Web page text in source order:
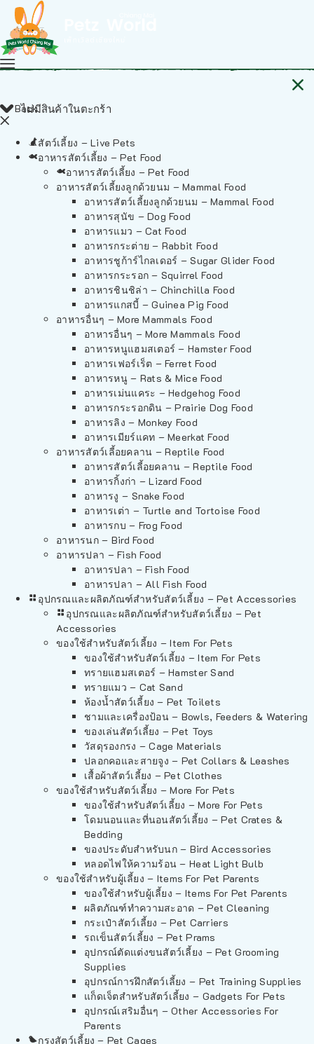
ไม่มีสินค้าในตะกร้า
Back
สัตว์เลี้ยง – Live Pets
อาหารสัตว์เลี้ยง – Pet Food
อาหารสัตว์เลี้ยง – Pet Food
อาหารสัตว์เลี้ยงลูกด้วยนม – Mammal Food
อาหารสัตว์เลี้ยงลูกด้วยนม – Mammal Food
อาหารสุนัข – Dog Food
อาหารแมว – Cat Food
อาหารกระต่าย – Rabbit Food
อาหารชูก้าร์ไกลเดอร์ – Sugar Glider Food
อาหารกระรอก – Squirrel Food
อาหารชินชิล่า – Chinchilla Food
อาหารแกสบี้ – Guinea Pig Food
อาหารอื่นๆ – More Mammals Food
อาหารอื่นๆ – More Mammals Food
อาหารหนูแฮมสเตอร์ – Hamster Food
อาหารเฟอร์เร็ต – Ferret Food
อาหารหนู – Rats & Mice Food
อาหารเม่นแคระ – Hedgehog Food
อาหารกระรอกดิน – Prairie Dog Food
อาหารลิง – Monkey Food
อาหารเมียร์แคท – Meerkat Food
อาหารสัตว์เลี้อยคลาน – Reptile Food
อาหารสัตว์เลี้อยคลาน – Reptile Food
อาหารกิ้งก่า – Lizard Food
อาหารงู – Snake Food
อาหารเต่า – Turtle and Tortoise Food
อาหารกบ – Frog Food
อาหารนก – Bird Food
อาหารปลา – Fish Food
อาหารปลา – Fish Food
อาหารปลา – All Fish Food
อุปกรณและผลิตภัณฑ์สำหรับสัตว์เลี้ยง – Pet Accessories
อุปกรณและผลิตภัณฑ์สำหรับสัตว์เลี้ยง – Pet
Accessories
ของใช้สำหรับสัตว์เลี้ยง – Item For Pets
ของใช้สำหรับสัตว์เลี้ยง – Item For Pets
ทรายแฮมสเตอร์ – Hamster Sand
ทรายแมว – Cat Sand
ห้องน้ำสัตว์เลี้ยง – Pet Toilets
ชามและเครื่องป้อน – Bowls, Feeders & Watering
ของเล่นสัตว์เลี้ยง – Pet Toys
วัสดุรองกรง – Cage Materials
ปลอกคอและสายจูง – Pet Collars & Leashes
เสื้อผ้าสัตว์เลี้ยง – Pet Clothes
ของใช้สำหรับสัตว์เลี้ยง – More For Pets
ของใช้สำหรับสัตว์เลี้ยง – More For Pets
โดมนอนและที่นอนสัตว์เลี้ยง – Pet Crates &
Bedding
ของประดับสำหรับนก – Bird Accessories
หลอดไฟให้ความร้อน – Heat Light Bulb
ของใช้สำหรับผู้เลี้ยง – Items For Pet Parents
ของใช้สำหรับผู้เลี้ยง – Items For Pet Parents
ผลิตภัณฑ์ทำความสะอาด – Pet Cleaning
กระเป๋าสัตว์เลี้ยง – Pet Carriers
รถเข็นสัตว์เลี้ยง – Pet Prams
อุปกรณ์ตัดแต่งขนสัตว์เลี้ยง – Pet Grooming
Supplies
อุปกรณ์การฝึกสัตว์เลี้ยง – Pet Training Supplies
แก็ดเจ็ตสำหรับสัตว์เลี้ยง – Gadgets For Pets
อุปกรณ์เสริมอื่นๆ – Other Accessories For
Parents
กรงสัตว์เลี้ยง – Pet Cages